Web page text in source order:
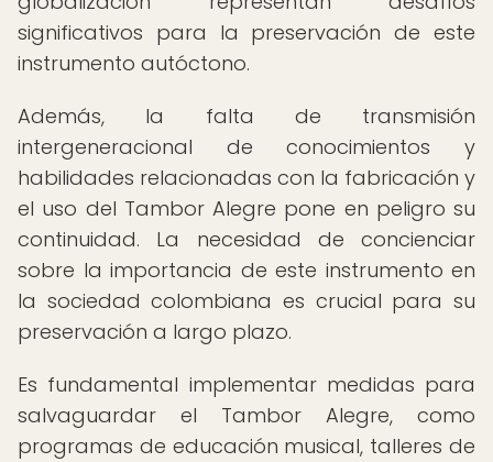
significativos para la preservación de este
instrumento autóctono.
Además, la falta de transmisión
intergeneracional de conocimientos y
habilidades relacionadas con la fabricación y
el uso del Tambor Alegre pone en peligro su
continuidad. La necesidad de concienciar
sobre la importancia de este instrumento en
la sociedad colombiana es crucial para su
preservación a largo plazo.
Es fundamental implementar medidas para
salvaguardar el Tambor Alegre, como
programas de educación musical, talleres de